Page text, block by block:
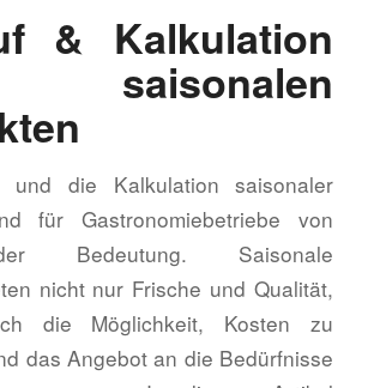
& Kalkulation
und die Kalkulation saisonaler
für Gastronomiebetriebe von
Bedeutung. Saisonale
nicht nur Frische und Qualität,
die Möglichkeit, Kosten zu
das Angebot an die Bedürfnisse